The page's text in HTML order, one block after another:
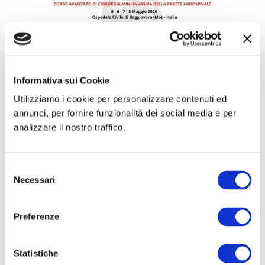
Informativa sui Cookie
Utilizziamo i cookie per personalizzare contenuti ed
annunci, per fornire funzionalità dei social media e per
analizzare il nostro traffico.
delNecessari
Preferenze
Statistiche
CORSO DI FORMAZIONE: SCUOLA SIC-ISHAWS
CORSO DI FORMAZIONE: SCUOLA SIC-ISHAWS
– STEP II Argomento: ERNIA Luogo: Ospedale
civile – Baggiovara (MO) – Italia Data: 05-08